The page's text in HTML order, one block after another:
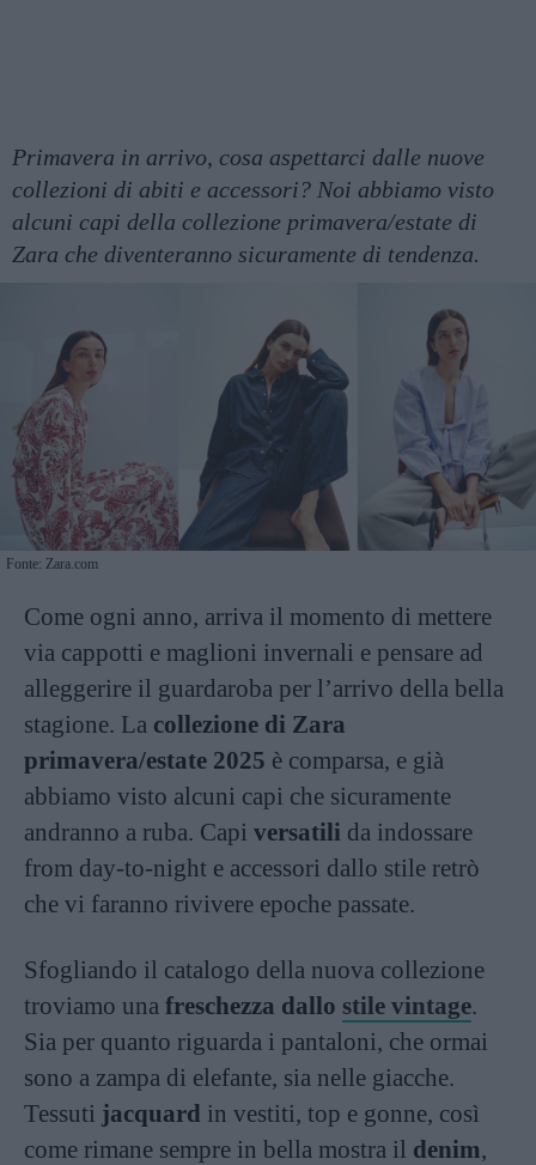
Primavera in arrivo, cosa aspettarci dalle nuove
collezioni di abiti e accessori? Noi abbiamo visto
alcuni capi della collezione primavera/estate di
Zara che diventeranno sicuramente di tendenza.
Fonte: Zara.com
Come ogni anno, arriva il momento di mettere
via cappotti e maglioni invernali e pensare ad
alleggerire il guardaroba per l’arrivo della bella
stagione. La collezione di Zara
primavera/estate 2025 è comparsa, e già
abbiamo visto alcuni capi che sicuramente
andranno a ruba. Capi versatili da indossare
from day-to-night e accessori dallo stile retrò
che vi faranno rivivere epoche passate.
Sfogliando il catalogo della nuova collezione
troviamo una freschezza dallo stile vintage.
Sia per quanto riguarda i pantaloni, che ormai
sono a zampa di elefante, sia nelle giacche.
Tessuti jacquard in vestiti, top e gonne, così
come rimane sempre in bella mostra il denim,